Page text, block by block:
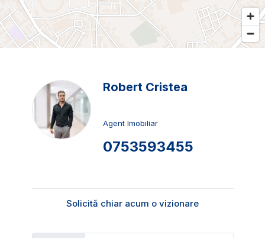
Robert Cristea
Agent Imobiliar
0753593455
Solicită chiar acum o vizionare